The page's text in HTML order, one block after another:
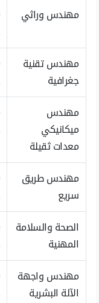
مهندس وراثي
مهندس تقنية
جغرافية
مهندس
ميكانيكي
معدات ثقيلة
مهندس طريق
سريع
الصحة والسلامة
المهنية
مهندس واجهة
الآلة البشرية